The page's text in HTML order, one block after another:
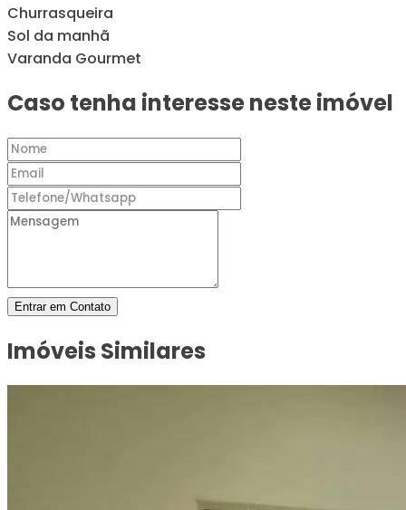
Churrasqueira
Sol da manhã
Varanda Gourmet
Caso tenha interesse neste imóvel
Entrar em Contato
Imóveis Similares